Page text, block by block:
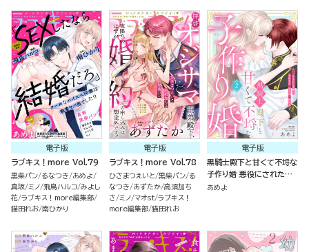
電子版
ラブキス！more Vol.79
黒柴パン るなつき
あめよ
真坂 ミノ 飛鳥ハルコ みよし
花 ラブキス！more編集部
猫田れお 南ひかり
電子版
ラブキス！more Vol.78
ひさまつえいと 黒柴パン る
なつき
あずたか 高須加ち
さ ミノ マオst ラブキス！
more編集部 猫田れお
電子版
黒騎士殿下と甘くて不埒な
子作り婚 悪役にされた令
嬢はイかされ啼かされ暴か
あめよ